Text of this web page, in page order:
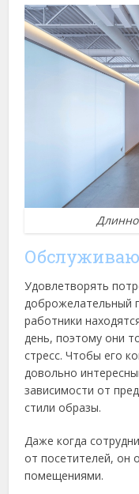
Удовлетворять
доброжелательный
работники
день, поэтому они
стресс. Чтобы его
довольно
зависимости от
стили образы.
Даже когда
от посетителей, он
помещениями.